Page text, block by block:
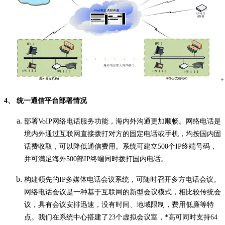
4、 统一通信平台部署情况
部署VoIP网络电话服务功能，海内外沟通更加顺畅。网络电话是
境内外通过互联网直接拨打对方的固定电话或手机，均按国内固
话费收取，可以降低通信费用。系统可建立500个IP终端号码，
并可满足海外500部IP终端同时拨打国内电话。
构建领先的IP多媒体电话会议系统，可随时召开多方电话会议。
网络电话会议是一种基于互联网的新型会议模式，相比较传统会
议，具有会议安排迅速，没有时间、地域限制，费用低廉等特
点。我们在系统中心搭建了23个虚拟会议室，*高可同时支持64